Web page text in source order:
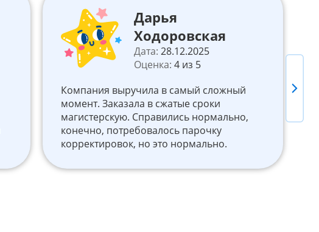
Дарья
Ходоровская
Дата: 28.12.2025
Оценка: 4 из 5
Компания выручила в самый сложный
момент. Заказала в сжатые сроки
магистерскую. Справились нормально,
конечно, потребовалось парочку
корректировок, но это нормально.
Next